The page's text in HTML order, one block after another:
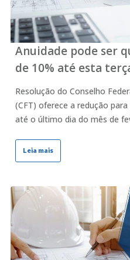
Anuidade pode ser
de 10% até esta
Resolução do Conselho
(CFT) oferece a redução
até o último dia do mês de
Leia mais